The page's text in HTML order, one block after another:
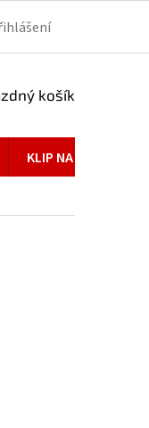
košík
KLIP NA BRÝLE